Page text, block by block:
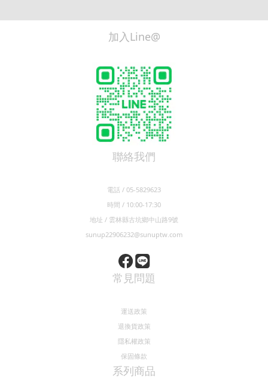
加入Line@
聯絡我們
電話 / 05-5829623
時間 / 10:00-17:30
地址 / 雲林縣古坑鄉中山路9號
sunup22906232@sunuptw.com
常見問題
運送政策
退換貨政策
隱私權政策
保固條款
系列商品